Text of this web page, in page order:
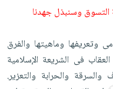
التسوق وسنبذل جهدنا
وتعريفها وماهيتها والفرق
فى الشريعة الإسلامية
والحرابة والتعزير.